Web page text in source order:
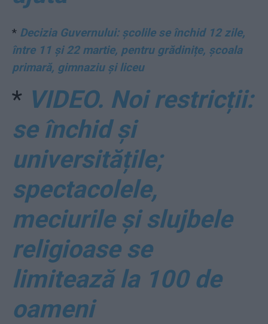
* Decizia Guvernului: școlile se închid 12 zile,
între 11 și 22 martie, pentru grădinițe, școala
primară, gimnaziu și liceu
* VIDEO. Noi restricții:
se închid și
universitățile;
spectacolele,
meciurile și slujbele
religioase se
limitează la 100 de
oameni